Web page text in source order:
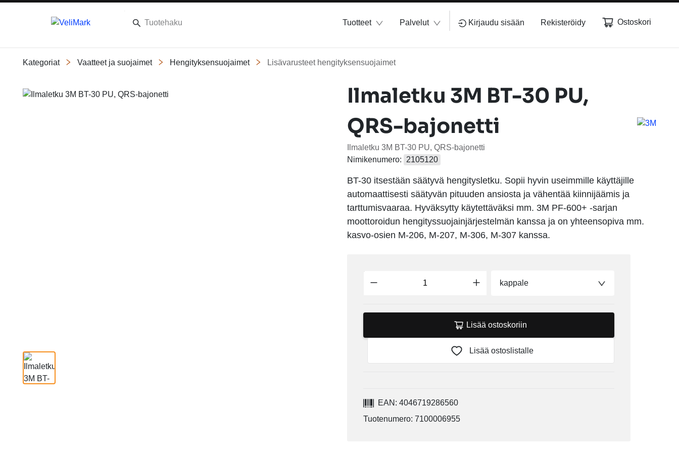
Tuotteet Palvelut Kirjaudu sisään Rekisteröidy Ostoskori
Kategoriat Vaatteet ja suojaimet Hengityksensuojaimet Lisävarusteet hengityksensuojaimet
Slide 1 of 1
Ilmaletku 3M BT-30 PU,
QRS-bajonetti
Ilmaletku 3M BT-30 PU, QRS-bajonetti
Nimikenumero:
2105120
BT-30 itsestään säätyvä hengitysletku. Sopii hyvin useimmille käyttäjille
automaattisesti säätyvän pituuden ansiosta ja vähentää kiinnijäämis ja
tarttumisvaaraa. Hyväksytty käytettäväksi mm. 3M PF-600+ -sarjan
moottoroidun hengityssuojainjärjestelmän kanssa ja on yhteensopiva mm.
kasvo-osien M-206, M-207, M-306, M-307 kanssa.
kappale
Lisää ostoskoriin
Lisää ostoslistalle
EAN: 4046719286560
Tuotenumero: 7100006955